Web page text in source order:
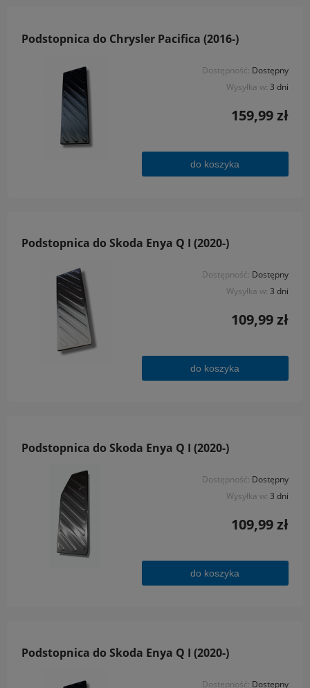
Podstopnica do Chrysler Pacifica (2016-)
Dostępność: Dostępny
Wysyłka w: 3 dni
159,99 zł
do koszyka
Podstopnica do Skoda Enya Q I (2020-)
Dostępność: Dostępny
Wysyłka w: 3 dni
109,99 zł
do koszyka
Podstopnica do Skoda Enya Q I (2020-)
Dostępność: Dostępny
Wysyłka w: 3 dni
109,99 zł
do koszyka
Podstopnica do Skoda Enya Q I (2020-)
Dostępność: Dostępny